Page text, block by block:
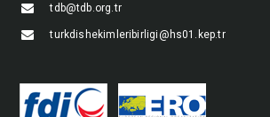
tdb@tdb.org.tr
turkdishekimleribirligi@hs01.kep.tr